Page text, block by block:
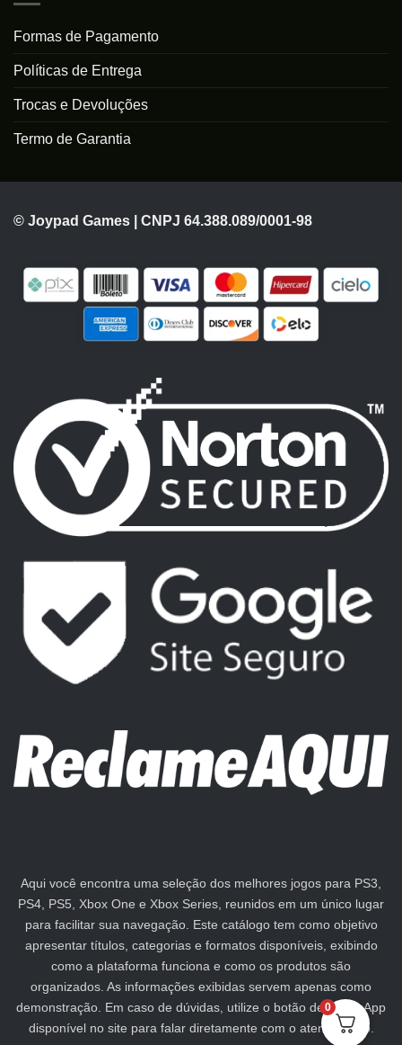
Formas de Pagamento
Políticas de Entrega
Trocas e Devoluções
Termo de Garantia
© Joypad Games | CNPJ 64.388.089/0001-98
Aqui você encontra uma seleção dos melhores jogos para PS3,
PS4, PS5, Xbox One e Xbox Series, reunidos em um único lugar
para facilitar sua navegação. Este catálogo tem como objetivo
apresentar títulos, categorias e formatos disponíveis, exibindo
como a plataforma funciona e como os produtos são
organizados. As informações exibidas servem apenas como
demonstração. Em caso de dúvidas, utilize o botão de WhatsApp
disponível no site para falar diretamente com o atendimento.
0